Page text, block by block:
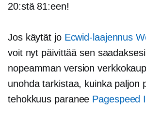
20:stä 81:een!
Jos käytät jo Ecwid-laajennus
voit nyt päivittää sen
nopeamman version
unohda tarkistaa, kuinka paljon
tehokkuus paranee Pagespeed